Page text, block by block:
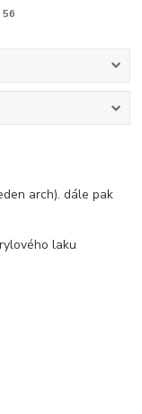
arch). dále pak
laku